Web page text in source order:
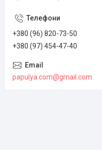
+380 (96) 820-73-50
+380 (97) 454-47-40
papulya.com@gmail.com